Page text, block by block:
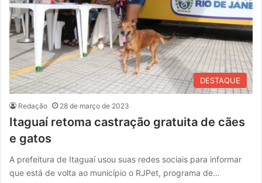
DESTAQUE
Redação 28 de março de 2023
Itaguaí retoma castração gratuita de cães
e gatos
A prefeitura de Itaguaí usou suas redes sociais para informar
que está de volta ao município o RJPet, programa de…